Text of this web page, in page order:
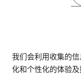
我们会利用收集的
化和个性化的体验